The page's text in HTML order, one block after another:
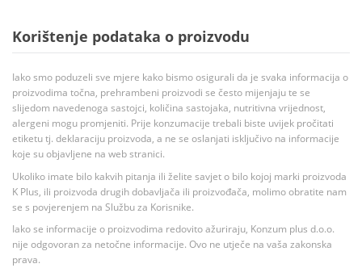
Korištenje podataka o proizvodu
Iako smo poduzeli sve mjere kako bismo osigurali da je svaka informacija o
proizvodima točna, prehrambeni proizvodi se često mijenjaju te se
slijedom navedenoga sastojci, količina sastojaka, nutritivna vrijednost,
alergeni mogu promjeniti. Prije konzumacije trebali biste uvijek pročitati
etiketu tj. deklaraciju proizvoda, a ne se oslanjati isključivo na informacije
koje su objavljene na web stranici.
Ukoliko imate bilo kakvih pitanja ili želite savjet o bilo kojoj marki proizvoda
K Plus, ili proizvoda drugih dobavljača ili proizvođača, molimo obratite nam
se s povjerenjem na Službu za Korisnike.
Iako se informacije o proizvodima redovito ažuriraju, Konzum plus d.o.o.
nije odgovoran za netočne informacije. Ovo ne utječe na vaša zakonska
prava.